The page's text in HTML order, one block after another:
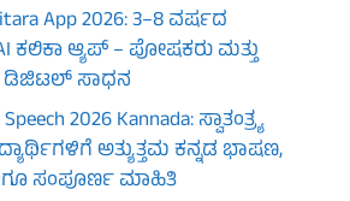
App 2026: 3–8 ವರ್ಷದ
ಕಲಿಕಾ ಆ್ಯಪ್ – ಪೋಷಕರು ಮತ್ತು
ಡಿಜಿಟಲ್ ಸಾಧನ
2026 Kannada: ಸ್ವಾತಂತ್ರ್ಯ
ಅತ್ಯುತ್ತಮ ಕನ್ನಡ ಭಾಷಣ,
ಸಂಪೂರ್ಣ ಮಾಹಿತಿ